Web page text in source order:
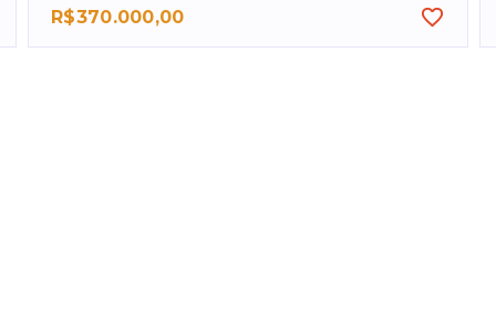
R$370.000,00